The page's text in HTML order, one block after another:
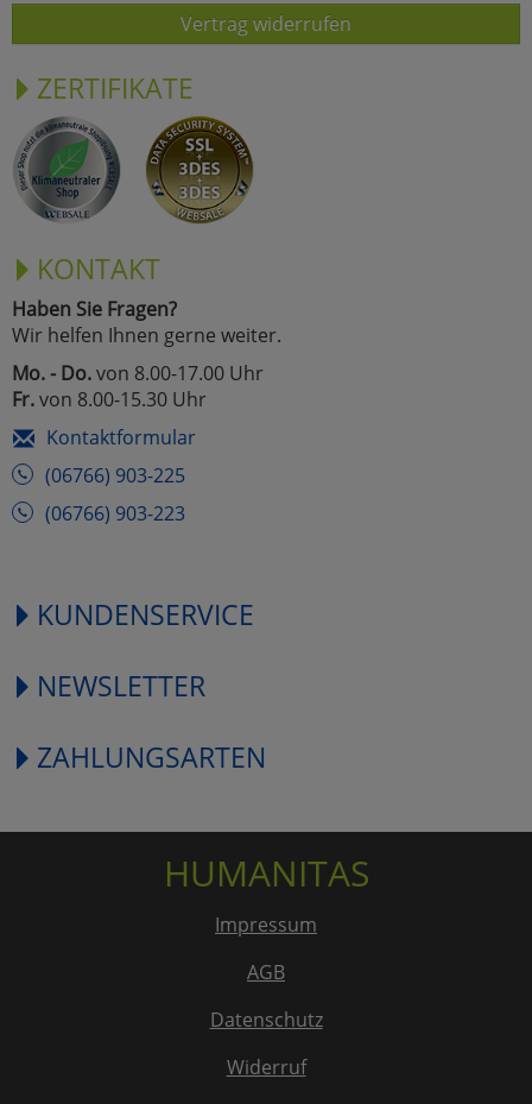
Vertrag widerrufen
ZERTIFIKATE
KONTAKT
Haben Sie Fragen?
Wir helfen Ihnen gerne weiter.
Mo. - Do.von 8.00-17.00 Uhr
Fr.von 8.00-15.30 Uhr
Kontaktformular
(06766) 903-225
(06766) 903-223
KUNDENSERVICE
NEWSLETTER
ZAHLUNGSARTEN
HUMANITAS
Impressum
AGB
Datenschutz
Widerruf